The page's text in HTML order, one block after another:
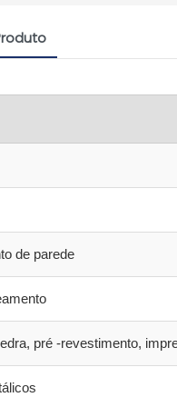
de parede
pré -revestimento,